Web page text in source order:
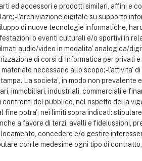
ed accessori e prodotti similari, affini e
- l'archiviazione digitale su supporto
di nuove tecnologie informatiche,
o eventi culturali e/o sportivi in
audio/video in modalita' analogica/
di corsi di informatica per
necessario allo scopo; - l'attivita'
La societa', in modo non
immobiliari, industriali, commerciali e
del pubblico, nel rispetto della
fine potra', nei limiti sopra indicati:
a favore di terzi, avalli e fideiussioni,
concedere e/o gestire
con le medesime ogni tipo di